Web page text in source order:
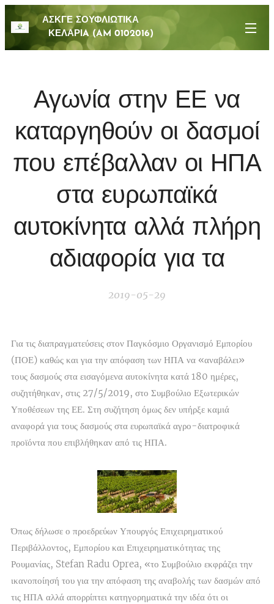
ΑΣΚΓΕ ΣΟΥΦΛΙΩΤΙΚΑ
ΚΕΛΑΡΙA (AM 0102016)
Αγωνία στην ΕΕ να
καταργηθούν οι δασμοί
που επέβαλλαν οι ΗΠΑ
στα ευρωπαϊκά
αυτοκίνητα αλλά πλήρη
αδιαφορία για τα
2019-05-29
Για τις διαπραγματεύσεις στον Παγκόσμιο Οργανισμό Εμπορίου
(ΠΟΕ) καθώς και για την απόφαση των ΗΠΑ να «αναβάλει»
τους δασμούς στα εισαγόμενα αυτοκίνητα κατά 180 ημέρες,
συζητήθηκαν, στις 27/5/2019, στο Συμβούλιο Εξωτερικών
Υποθέσεων της ΕΕ. Στη συζήτηση όμως δεν υπήρξε καμιά
αναφορά για τους δασμούς στα ευρωπαϊκά αγρο-διατροφικά
προϊόντα που επιβλήθηκαν από τις ΗΠΑ.
Όπως δήλωσε ο προεδρεύων Υπουργός Επιχειρηματικού
Περιβάλλοντος, Εμπορίου και Επιχειρηματικότητας της
Ρουμανίας, Stefan Radu Oprea, «το Συμβούλιο εκφράζει την
ικανοποίησή του για την απόφαση της αναβολής των δασμών από
τις ΗΠΑ αλλά απορρίπτει κατηγορηματικά την ιδέα ότι οι